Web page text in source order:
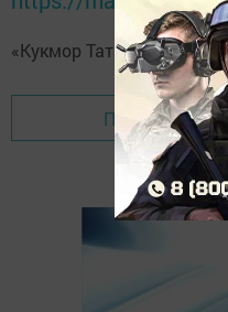
«Кукмор Татарстан»
Перейти на